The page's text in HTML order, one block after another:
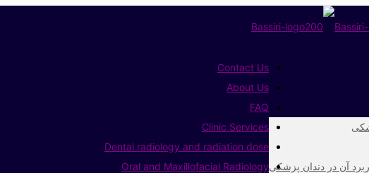
آن در دندان پزشکی
Contact Us
About Us
FAQ
Clinic Services
Dental radiology and radiation dose
Oral and Maxillofacial Radiology